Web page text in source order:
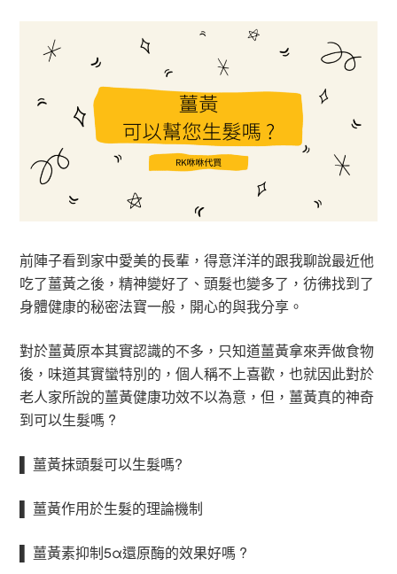
前陣子看到家中愛美的長輩，得意洋洋的跟我聊說最近他
吃了薑黃之後，精神變好了、頭髮也變多了，彷彿找到了
身體健康的秘密法寶一般，開心的與我分享。
對於薑黃原本其實認識的不多，只知道薑黃拿來弄做食物
後，味道其實蠻特別的，個人稱不上喜歡，也就因此對於
老人家所說的薑黃健康功效不以為意，但，薑黃真的神奇
到可以生髮嗎 ?
▌ 薑黃抹頭髮可以生髮嗎?
▌ 薑黃作用於生髮的理論機制
▌ 薑黃素抑制5α還原酶的效果好嗎 ?